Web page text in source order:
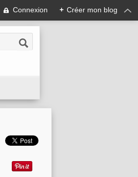
Connexion + Créer mon blog